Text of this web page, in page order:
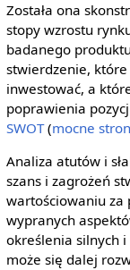
Została ona
stopy wzrostu
badanego
stwierdzenie,
inwestować, a
poprawienia
SWOT(mocne
Analiza atutów i
szans i zagrożeń
wartościowaniu za
wypranych
określenia silnych
może się dalej